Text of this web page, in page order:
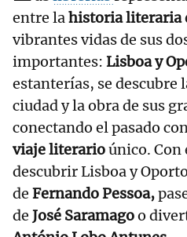
entre lahistoria literaria
vibrantes vidas de sus
importantes: Lisboa y
estanterías, se descubre
ciudad y la obra de sus
conectando el pasado
viaje literarioúnico. Con
descubrir Lisboa y
de Fernando Pessoa,
de José Saramagoo